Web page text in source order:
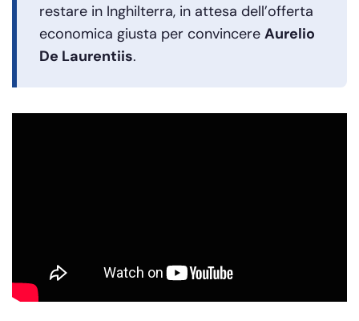
restare in Inghilterra, in attesa dell’offerta
economica giusta per convincere Aurelio
De Laurentiis.